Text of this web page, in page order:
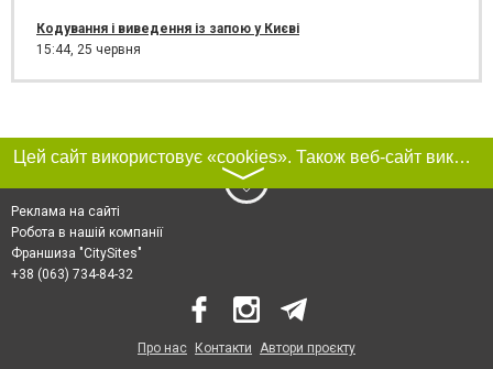
Кодування і виведення із запою у Києві
15:44, 25 червня
Цей сайт використовує «cookies». Також веб-сайт використовує інтернет-сервіс для збору технічних даних стосовно відвідувачів з метою отримання маркетингової та статистичної інформації. Умови обробки даних відвідувачів сайту див.
〉
Реклама на сайті
Робота в нашій компанії
Франшиза "CitySites"
+38 (063) 734-84-32
Про нас Контакти Автори проєкту